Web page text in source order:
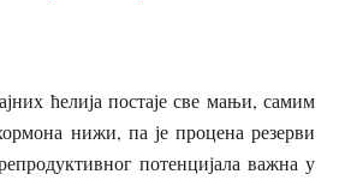
ћелија постаје све мањи, самим
нижи, па је процена резерви
потенцијала важна у